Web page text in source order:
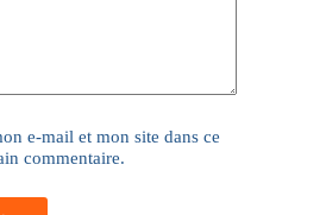
e-mail et mon site dans ce
commentaire.